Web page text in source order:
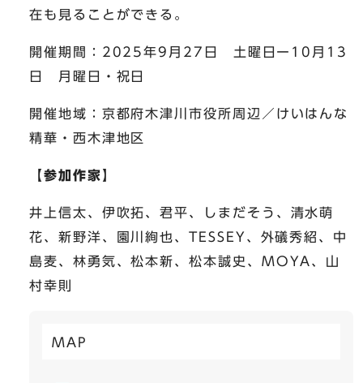
在も見ることができる。
開催期間：2025年9月27日 土曜日ー10月13
日 月曜日・祝日
開催地域：京都府木津川市役所周辺／けいはんな
精華・西木津地区
【参加作家】
井上信太、伊吹拓、君平、しまだそう、清水萌
花、新野洋、園川絢也、TESSEY、外礒秀紹、中
島麦、林勇気、松本新、松本誠史、MOYA、山
村幸則
MAP